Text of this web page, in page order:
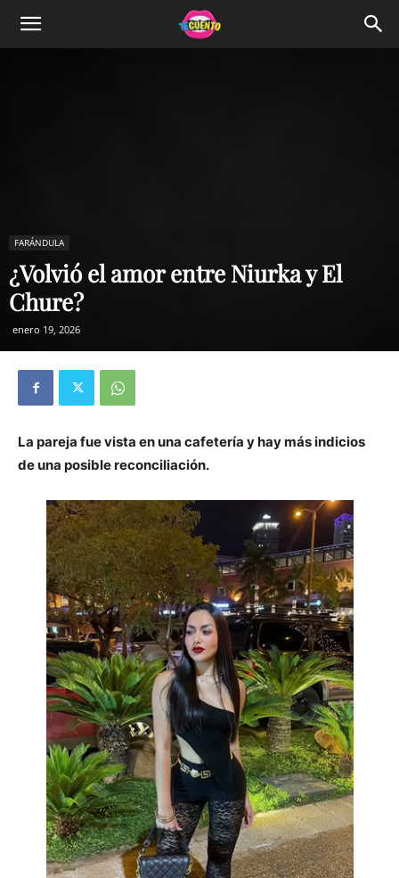
FARÁNDULA
¿Volvió el amor entre Niurka y El
Chure?
enero 19, 2026
La pareja fue vista en una cafetería y hay más indicios
de una posible reconciliación.